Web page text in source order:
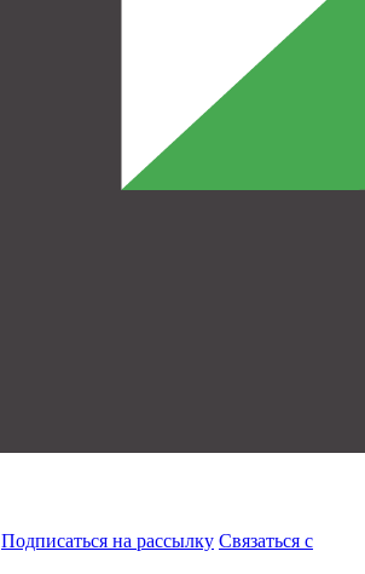
Подписаться на рассылку Связаться с